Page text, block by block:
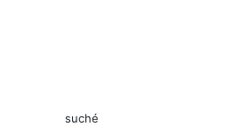
suché